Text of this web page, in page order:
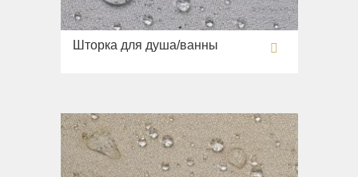
Шторка для душа/ванны